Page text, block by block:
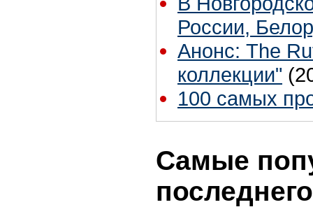
России,
Анонс: The
коллекции"
100 самых
Самые